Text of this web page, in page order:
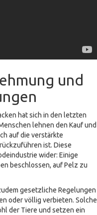
und
hat sich in den letzten
lehnen den Kauf und
auf die verstärkte
ist. Diese
wider: Einige
beschlossen, auf Pelz zu
gesetzliche Regelungen
oder völlig verbieten. Solche
der Tiere und setzen ein